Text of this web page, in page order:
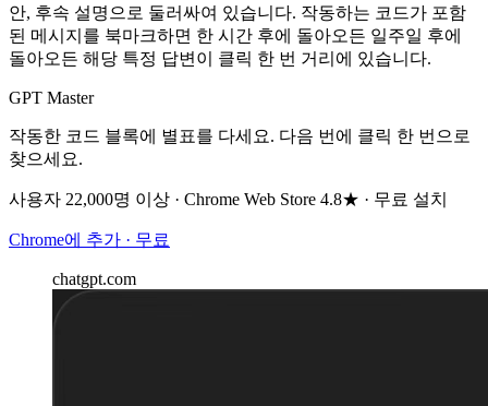
안, 후속 설명으로 둘러싸여 있습니다. 작동하는 코드가 포함
된 메시지를 북마크하면 한 시간 후에 돌아오든 일주일 후에
돌아오든 해당 특정 답변이 클릭 한 번 거리에 있습니다.
GPT Master
작동한 코드 블록에 별표를 다세요. 다음 번에 클릭 한 번으로
찾으세요.
사용자 22,000명 이상 · Chrome Web Store 4.8★ · 무료 설치
Chrome에 추가 · 무료
chatgpt.com